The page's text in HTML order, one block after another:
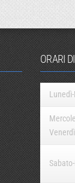
ORARI
Venerdì